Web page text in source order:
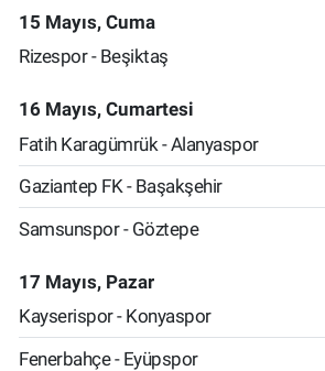
15 Mayıs, Cuma
Rizespor - Beşiktaş
16 Mayıs, Cumartesi
Fatih Karagümrük - Alanyaspor
Gaziantep FK - Başakşehir
Samsunspor - Göztepe
17 Mayıs, Pazar
Kayserispor - Konyaspor
Fenerbahçe - Eyüpspor